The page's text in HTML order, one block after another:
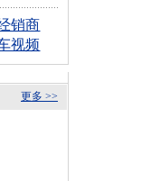
销商
视频
更多 >>